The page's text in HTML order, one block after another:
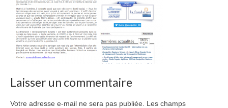
Laisser un commentaire
Votre adresse e-mail ne sera pas publiée.
Les champs